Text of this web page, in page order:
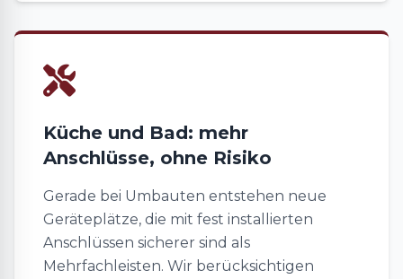
Küche und Bad: mehr
Anschlüsse, ohne Risiko
Gerade bei Umbauten entstehen neue
Geräteplätze, die mit fest installierten
Anschlüssen sicherer sind als
Mehrfachleisten. Wir berücksichtigen